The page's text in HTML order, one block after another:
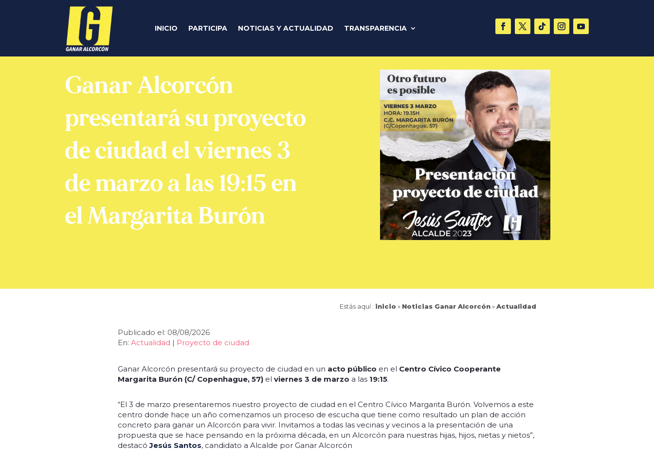
INICIO PARTICIPA NOTICIAS Y ACTUALIDAD TRANSPARENCIA
Ganar Alcorcón
presentará su proyecto
de ciudad el viernes 3
de marzo a las 19:15 en
el Margarita Burón
Estás aquí : inicio » Noticias Ganar Alcorcón»Actualidad
Publicado el: 08/08/2026
En: Actualidad | Proyecto de ciudad
Ganar Alcorcón presentará su proyecto de ciudad en un acto público en el Centro Cívico Cooperante
Margarita Burón (C/ Copenhague, 57)el viernes 3 de marzo a las 19:15.
“El 3 de marzo presentaremos nuestro proyecto de ciudad en el Centro Cívico Margarita Burón. Volvemos a este
centro donde hace un año comenzamos un proceso de escucha que tiene como resultado un plan de acción
concreto para ganar un Alcorcón para vivir. Invitamos a todas las vecinas y vecinos a la presentación de una
propuesta que se hace pensando en la próxima década, en un Alcorcón para nuestras hijas, hijos, nietas y nietos”,
destacóJesús Santos, candidato a Alcalde por Ganar Alcorcón